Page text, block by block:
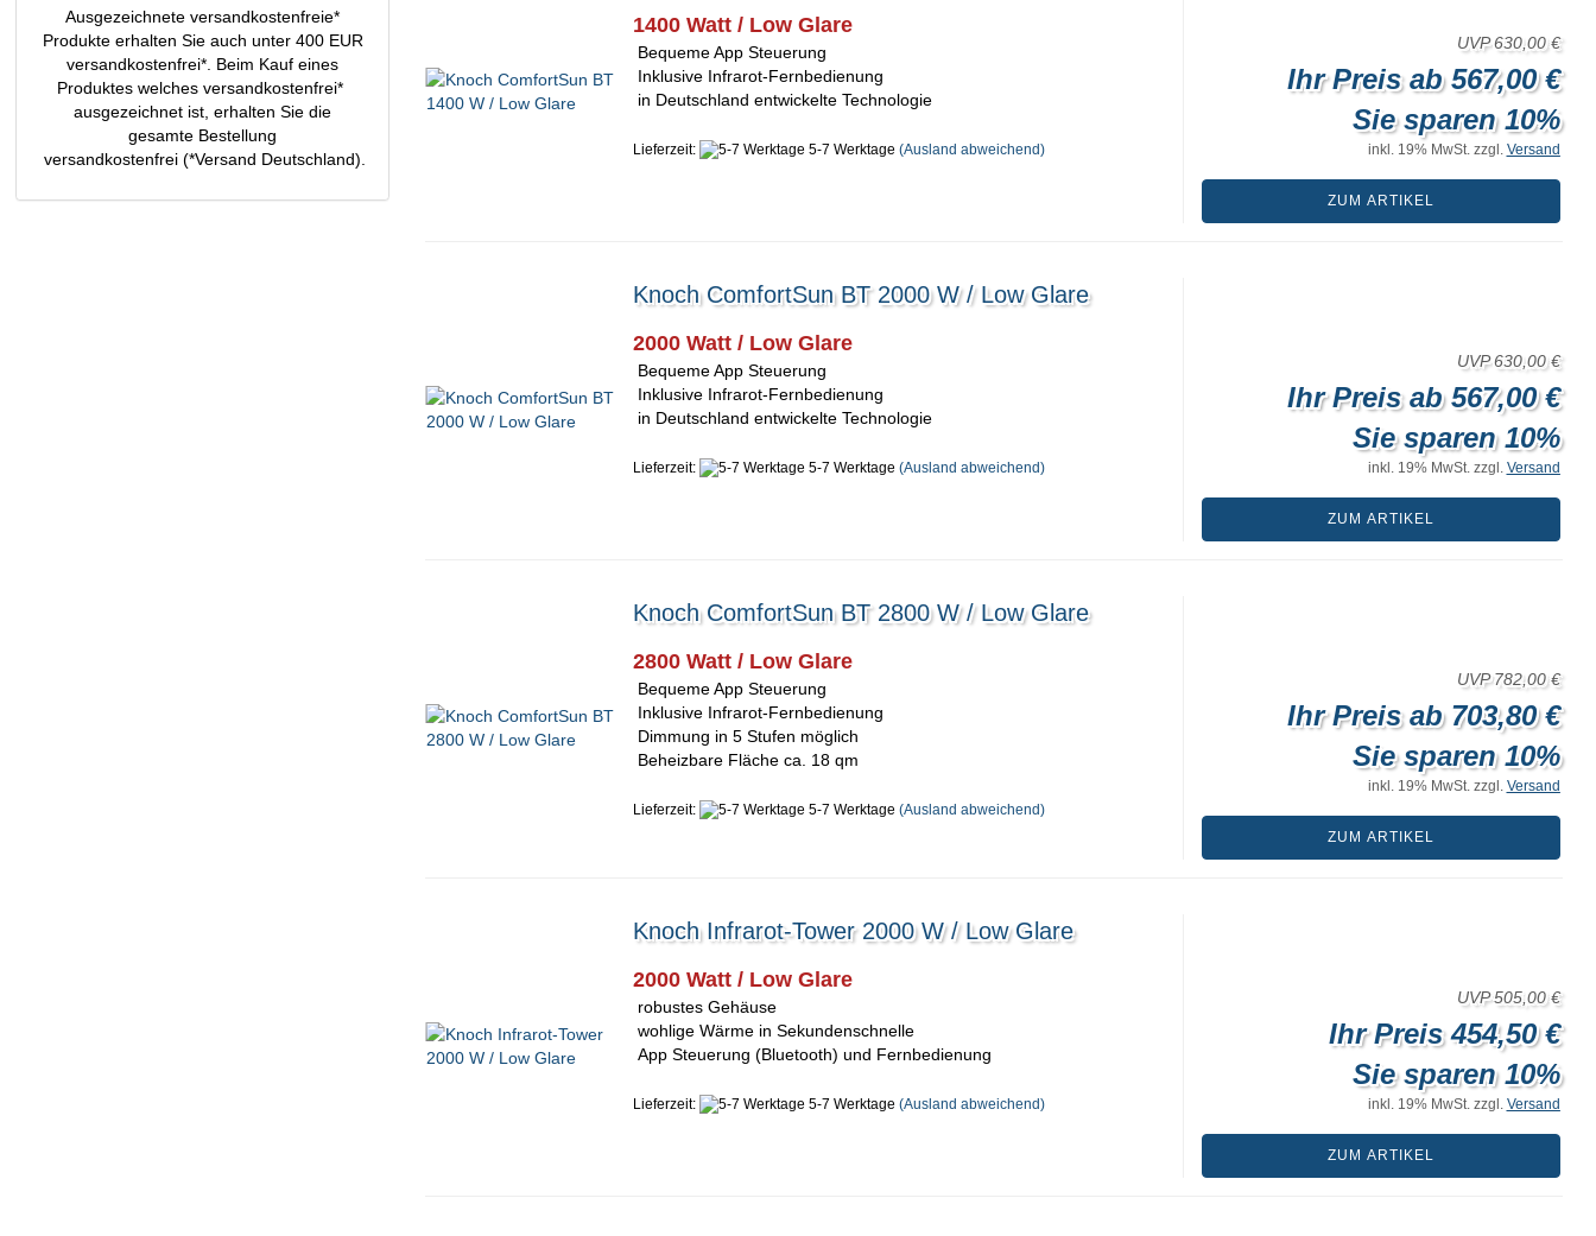
1400 Watt / Low Glare
Bequeme App Steuerung
Inklusive Infrarot-Fernbedienung
in Deutschland entwickelte Technologie
Lieferzeit: 5-7 Werktage (Ausland abweichend)
UVP 630,00 €
Ihr Preis ab 567,00 €
Sie sparen 10%
inkl. 19% MwSt. zzgl. Versand
ZUM ARTIKEL
Knoch ComfortSun BT 2000 W / Low Glare
2000 Watt / Low Glare
Bequeme App Steuerung
Inklusive Infrarot-Fernbedienung
in Deutschland entwickelte Technologie
Lieferzeit: 5-7 Werktage (Ausland abweichend)
UVP 630,00 €
Ihr Preis ab 567,00 €
Sie sparen 10%
inkl. 19% MwSt. zzgl. Versand
ZUM ARTIKEL
Knoch ComfortSun BT 2800 W / Low Glare
2800 Watt / Low Glare
Bequeme App Steuerung
Inklusive Infrarot-Fernbedienung
Dimmung in 5 Stufen möglich
Beheizbare Fläche ca. 18 qm
Lieferzeit: 5-7 Werktage (Ausland abweichend)
UVP 782,00 €
Ihr Preis ab 703,80 €
Sie sparen 10%
inkl. 19% MwSt. zzgl. Versand
ZUM ARTIKEL
Knoch Infrarot-Tower 2000 W / Low Glare
2000 Watt / Low Glare
robustes Gehäuse
wohlige Wärme in Sekundenschnelle
App Steuerung (Bluetooth) und Fernbedienung
Lieferzeit: 5-7 Werktage (Ausland abweichend)
UVP 505,00 €
Ihr Preis 454,50 €
Sie sparen 10%
inkl. 19% MwSt. zzgl. Versand
ZUM ARTIKEL
Ausgezeichnete versandkostenfreie*
Produkte erhalten Sie auch unter 400 EUR
versandkostenfrei*. Beim Kauf eines
Produktes welches versandkostenfrei*
ausgezeichnet ist, erhalten Sie die
gesamte Bestellung
versandkostenfrei (*Versand Deutschland).